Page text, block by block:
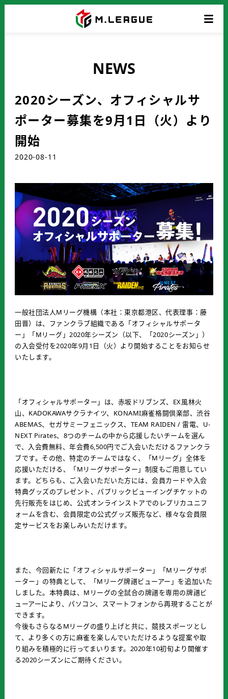
NEWS
2020シーズン、オフィシャルサ
ポーター募集を9月1日（火）より
開始
2020-08-11
一般社団法人Mリーグ機構（本社：東京都港区、代表理事：藤
田晋）は、ファンクラブ組織である「オフィシャルサポータ
ー」「Mリーグ」2020年シーズン（以下、「2020シーズン」）
の入会受付を2020年9月1日（火）より開始することをお知らせ
いたします。
「オフィシャルサポーター」は、赤坂ドリブンズ、EX風林火
山、KADOKAWAサクラナイツ、KONAMI麻雀格闘倶楽部、渋谷
ABEMAS、セガサミーフェニックス、TEAM RAIDEN / 雷電、U-
NEXT Pirates、8つのチームの中から応援したいチームを選ん
で、入会費無料、年会費6,500円でご入会いただけるファンクラ
ブです。その他、特定のチームではなく、「Mリーグ」全体を
応援いただける、「Mリーグサポーター」制度もご用意してい
ます。どちらも、ご入会いただいた方には、会員カードや入会
特典グッズのプレゼント、パブリックビューイングチケットの
先行販売をはじめ、公式オンラインストアでのレプリカユニフ
ォームを含む、会員限定の公式グッズ販売など、様々な会員限
定サービスをお楽しみいただけます。
また、今回新たに「オフィシャルサポーター」「Mリーグサポ
ーター」の特典として、「Mリーグ牌譜ビューアー」を追加いた
しました。本特典は、Mリーグの全試合の牌譜を専用の牌譜ビ
ューアーにより、パソコン、スマートフォンから再現することが
できます。
今後もさらなるMリーグの盛り上げと共に、競技スポーツとし
て、より多くの方に麻雀を楽しんでいただけるような提案や取
り組みを積極的に行ってまいります。2020年10初旬より開催す
る2020シーズンにご期待ください。